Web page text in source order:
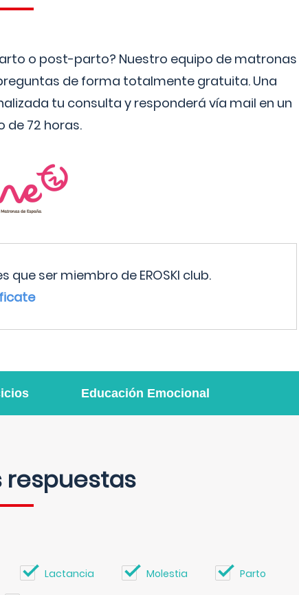
o post-parto? Nuestro equipo de matronas
de forma totalmente gratuita. Una
tu consulta y responderá vía mail en un
de 72 horas.
ser miembro de EROSKI club.
Educación Emocional
respuestas
Lactancia Molestia Parto